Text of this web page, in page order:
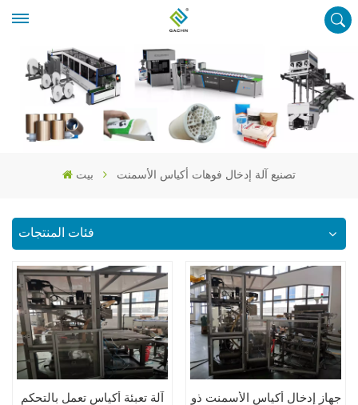
بيت تصنيع آلة إدخال فوهات أكياس الأسمنت
فئات المنتجات
آلة تعبئة أكياس تعمل بالتحكم
جهاز إدخال أكياس الأسمنت ذو